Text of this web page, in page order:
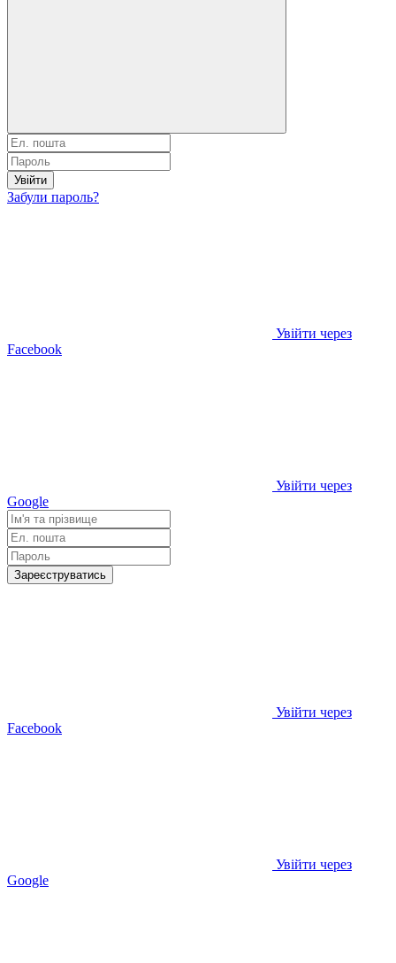
Увійти
Забули пароль?
Увійти через
Facebook
Увійти через
Google
Зареєструватись
Увійти через
Facebook
Увійти через
Google